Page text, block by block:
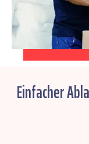
Einfacher